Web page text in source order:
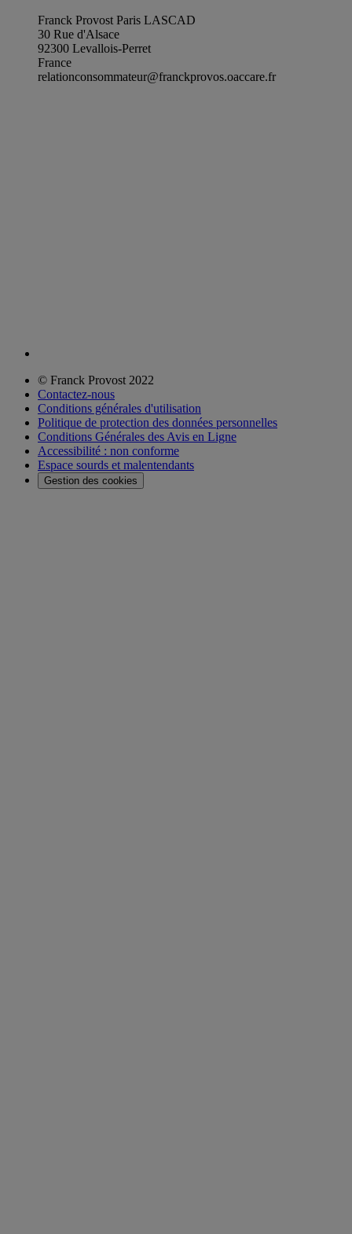
Franck Provost Paris LASCAD
30 Rue d'Alsace
92300 Levallois-Perret
France
relationconsommateur@franckprovos.oaccare.fr
© Franck Provost 2022
Contactez-nous
Conditions générales d'utilisation
Politique de protection des données personnelles
Conditions Générales des Avis en Ligne
Accessibilité : non conforme
Espace sourds et malentendants
Gestion des cookies